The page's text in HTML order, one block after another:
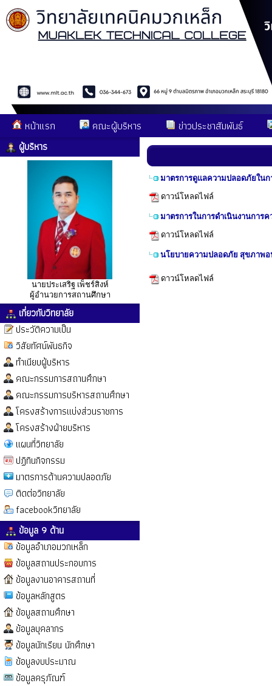
หน้าแรก คณะผู้บริหาร ข่าวประชาสัมพันธ์
ผู้บริหาร
นายประเสริฐ เพ็ชร์สิงห์
ผู้อำนวยการสถานศึกษา
เกี่ยวกับวิทยาลัย
ประวัติความเป็น
วิสัยทัศน์พันธกิจ
ทำเนียบผู้บริหาร
คณะกรรมการสถานศึกษา
คณะกรรมการบริหารสถานศึกษา
โครงสร้างการแบ่งส่วนราชการ
โครงสร้างฝ่ายบริหาร
แผนที่วิทยาลัย
ปฏิทินกิจกรรม
มาตรการด้านความปลอดภัย
ติดต่อวิทยาลัย
facebookวิทยาลัย
ข้อมูล 9 ด้าน
ข้อมูลอำเภอมวกเหล็ก
ข้อมูลสถานประกอบการ
ข้อมูลงานอาคารสถานที่
ข้อมูลหลักสูตร
ข้อมูลสถานศึกษา
ข้อมูลบุคลากร
ข้อมูลนักเรียน นักศึกษา
ข้อมูลงบประมาณ
ข้อมูลครุภัณฑ์
มาตรการดูแลความปลอดภัยในก
ดาวน์โหลดไฟล์
มาตรการในการดำเนินงานการ
ดาวน์โหลดไฟล์
นโยบายความปลอดภัย สุขภาพ
ดาวน์โหลดไฟล์